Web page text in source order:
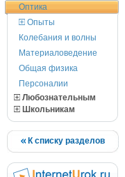
Оптика
Опыты
Колебания и волны
Материаловедение
Общая физика
Персоналии
Любознательным
Школьникам
К списку разделов